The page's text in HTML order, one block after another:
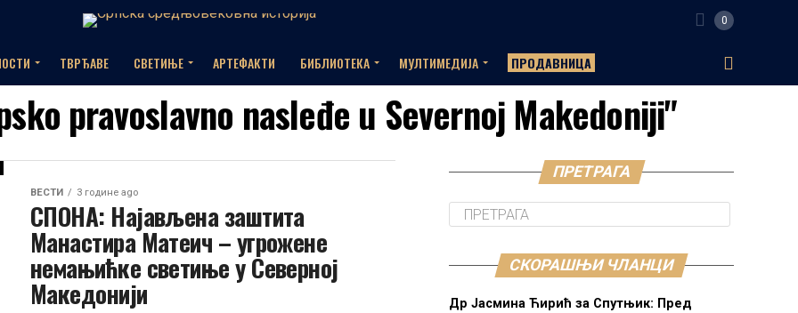
0
ТВРЂАВЕ СВЕТИЊЕ АРТЕФАКТИ БИБЛИОТЕКА МУЛТИМЕДИЈА ПРОДАВНИЦА
pravoslavno nasleđe u Severnoj Makedoniji"
ВЕСТИ 3 године ago
СПОНА: Најављена заштита
Манастира Матеич – угрожене
немањићке светиње у Северној
Македонији
ПРЕТРАГА
СКОРАШЊИ ЧЛАНЦИ
Др Јасмина Ћирић за Спутњик: Пред